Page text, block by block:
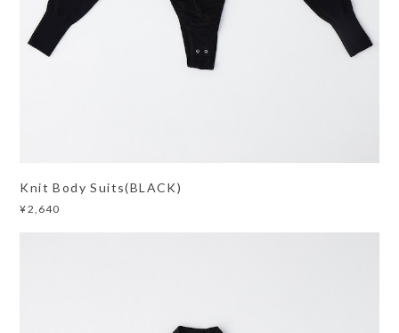
Knit Body Suits(BLACK)
¥2,640